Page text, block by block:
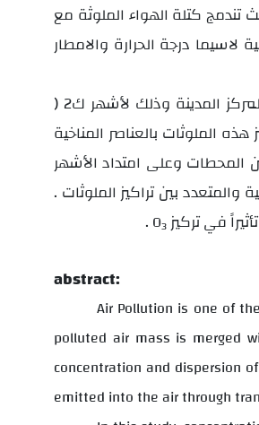
كتلة الهواء الملوثة مع
لاسيما درجة الحرارة والامطار
) في خمسة محطات منتشرة في الجهات الأربعة من مدينة حلب إضافة لمركز المدينة وذلك لأشهر ك2
تركيز هذه الملوثات بالعناصر المناخية
المحطات وعلى امتداد الأشهر
. ولدى إجراء تحاليل الانحدار الخطية والمتعدد بين تراكيز الملوثات
O3
.
abstract:
Air Pollution is one of
polluted air mass is merged
concentration and dispersion
emitted into the air through